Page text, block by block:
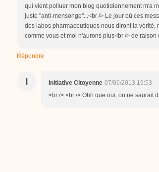
qui vient polluer mon blog quotidiennement m'a
juste "anti-mensonge"...<br /> Le jour où ces
des labos pharmaceutiques nous diront la vérité,
comme vous et moi n'aurons plus<br /> de
Répondre
I Initiative Citoyenne 07/06/2013 19:53
<br /> <br /> Ohh que oui, on ne saurait